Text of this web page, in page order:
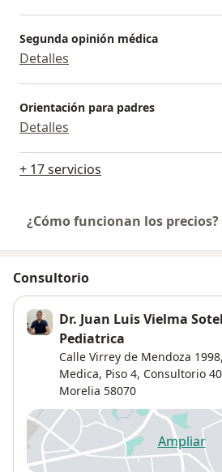
Segunda opinión médica
Detalles
Orientación para padres
Detalles
+ 17 servicios
¿Cómo funcionan los precios?
Consultorio
Dr. Juan Luis Vielma
Pediatrica
Calle Virrey de Mendoza 1998,
Medica, Piso 4, Consultorio
Morelia 58070
Ampliar
se